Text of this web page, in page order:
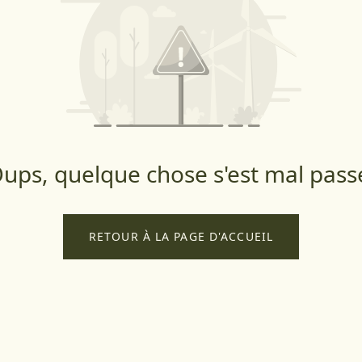
quelque chose s'est mal
RETOUR À LA PAGE D'ACCUEIL